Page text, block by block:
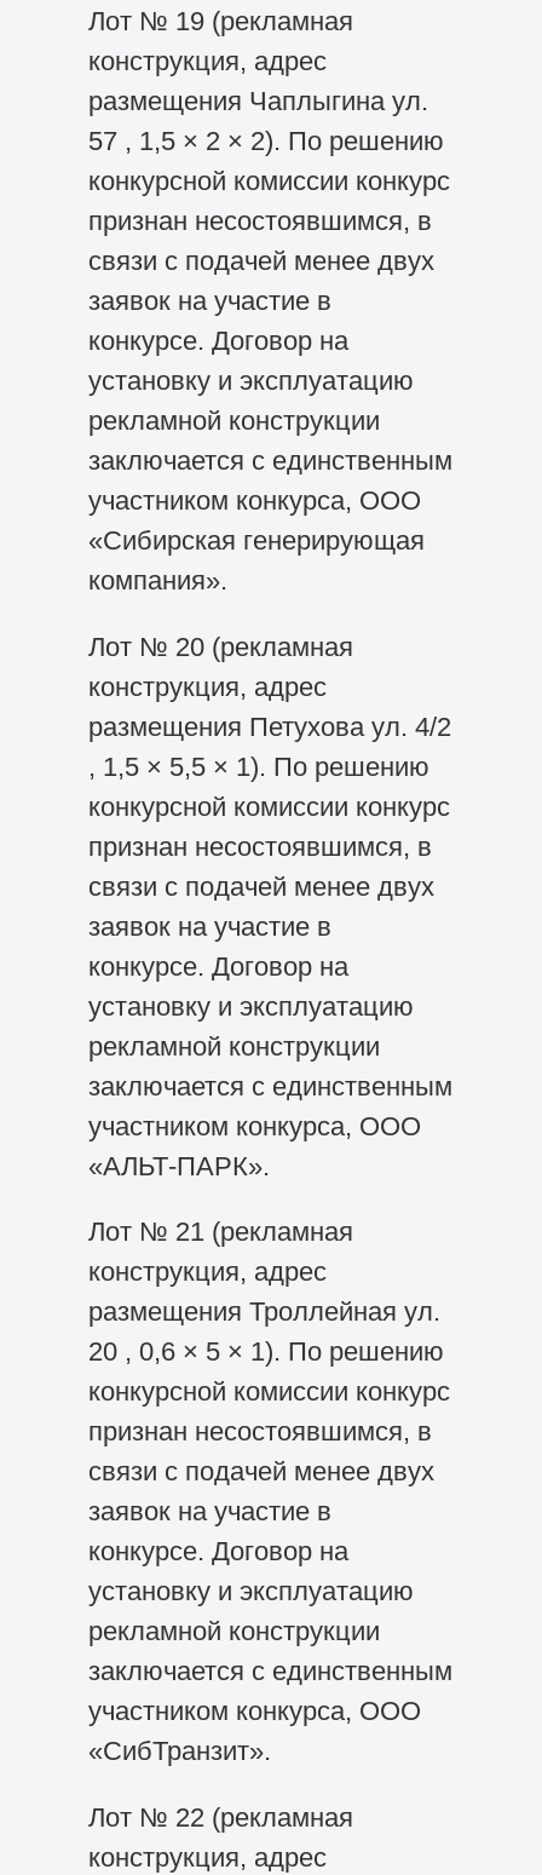
Лот № 19 (рекламная
конструкция, адрес
размещения Чаплыгина ул.
57 , 1,5 × 2 × 2). По решению
конкурсной комиссии конкурс
признан несостоявшимся, в
связи с подачей менее двух
заявок на участие в
конкурсе. Договор на
установку и эксплуатацию
рекламной конструкции
заключается с единственным
участником конкурса, ООО
«Сибирская генерирующая
компания».
Лот № 20 (рекламная
конструкция, адрес
размещения Петухова ул. 4/2
, 1,5 × 5,5 × 1). По решению
конкурсной комиссии конкурс
признан несостоявшимся, в
связи с подачей менее двух
заявок на участие в
конкурсе. Договор на
установку и эксплуатацию
рекламной конструкции
заключается с единственным
участником конкурса, ООО
«АЛЬТ-ПАРК».
Лот № 21 (рекламная
конструкция, адрес
размещения Троллейная ул.
20 , 0,6 × 5 × 1). По решению
конкурсной комиссии конкурс
признан несостоявшимся, в
связи с подачей менее двух
заявок на участие в
конкурсе. Договор на
установку и эксплуатацию
рекламной конструкции
заключается с единственным
участником конкурса, ООО
«СибТранзит».
Лот № 22 (рекламная
конструкция, адрес